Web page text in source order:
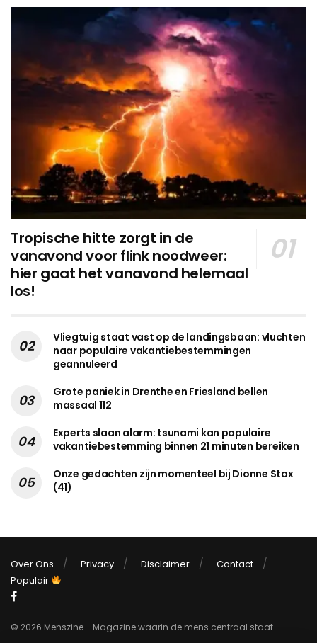
Tropische hitte zorgt in de
vanavond voor flink noodweer:
hier gaat het vanavond helemaal
los!
Vliegtuig staat vast op de landingsbaan: vluchten
naar populaire vakantiebestemmingen
geannuleerd
Grote paniek in Drenthe en Friesland bellen
massaal 112
Experts slaan alarm: tsunami kan populaire
vakantiebestemming binnen 21 minuten bereiken
Onze gedachten zijn momenteel bij Dionne Stax
(41)
Over Ons Privacy Disclaimer
Contact
Populair
© 2026 Menszine - Magazine waarin de mens centraal staat.